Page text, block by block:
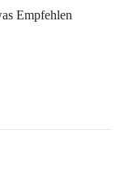
Empfehlen